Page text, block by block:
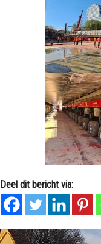
Deel dit bericht via: